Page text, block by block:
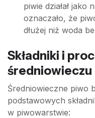
piwie działał
oznaczało, że
dłużej niż woda
Składniki i
średniowieczu
Średniowieczne piwo
podstawowych
w piwowarstwie: